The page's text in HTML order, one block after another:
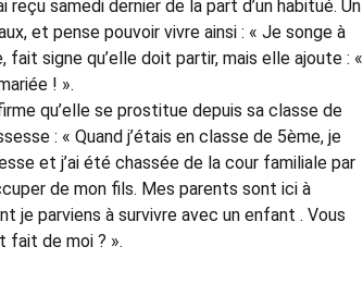
reçu samedi dernier de la part d’un habitué. Un
et pense pouvoir vivre ainsi : « Je songe à
signe qu’elle doit partir, mais elle ajoute : «
! ».
qu’elle se prostitue depuis sa classe de
: « Quand j’étais en classe de 5ème, je
et j’ai été chassée de la cour familiale par
de mon fils. Mes parents sont ici à
je parviens à survivre avec un enfant . Vous
fait de moi ? ».